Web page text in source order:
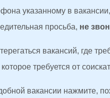
указанному в
просьба, не
вакансий, где
требуется от
вакансии нажмите,